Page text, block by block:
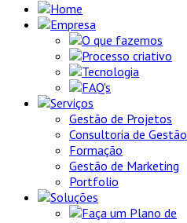
Home
Empresa
O que fazemos
Processo criativo
Tecnologia
FAQ's
Serviços
Gestão de Projetos
Consultoria de Gestão
Formação
Gestão de Marketing
Portfolio
Soluções
Faça um Plano de